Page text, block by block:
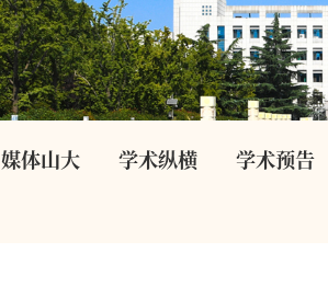
媒体山大 学术纵横 学术预告